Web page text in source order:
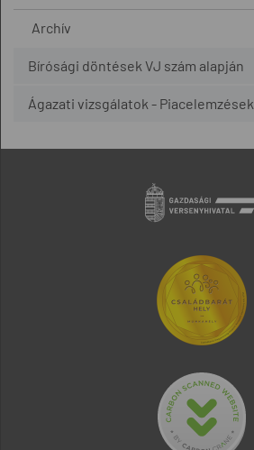
Archív
Bírósági döntések VJ szám alapján
Ágazati vizsgálatok - Piacelemzések